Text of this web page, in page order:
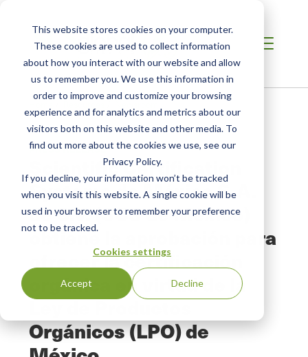
This website stores cookies on your computer.
These cookies are used to collect information
about how you interact with our website and allow
us to remember you. We use this information in
order to improve and customize your browsing
experience and for analytics and metrics about our
visitors both on this website and other media. To
find out more about the cookies we use, see our
Privacy Policy.
If you decline, your information won’t be tracked
when you visit this website. A single cookie will be
used in your browser to remember your preference
not to be tracked.
Cookies settings
Accept Decline
Resources
PRESS RELEASE
Scientific Certification
Systems de México S.A.
de C.V. (SCS de México)
obtiene la aprobación para
ofrecer la certificación
orgánica en virtud de la
Ley de Productos
Orgánicos (LPO) de